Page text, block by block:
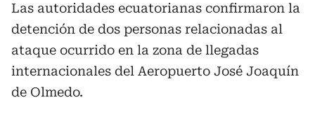
Las autoridades ecuatorianas confirmaron la
detención de dos personas relacionadas al
ataque ocurrido en la zona de llegadas
internacionales del Aeropuerto José Joaquín
de Olmedo.